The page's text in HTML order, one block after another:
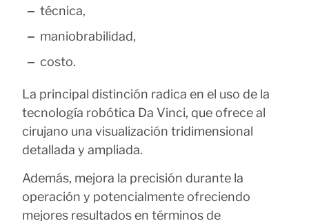
técnica,
maniobrabilidad,
costo.
La principal distinción radica en el uso de la
tecnología robótica Da Vinci, que ofrece al
cirujano una visualización tridimensional
detallada y ampliada.
Además, mejora la precisión durante la
operación y potencialmente ofreciendo
mejores resultados en términos de